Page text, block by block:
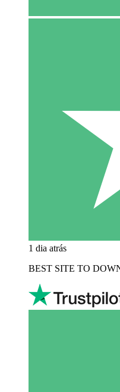
1 dia atrás
BEST SITE TO